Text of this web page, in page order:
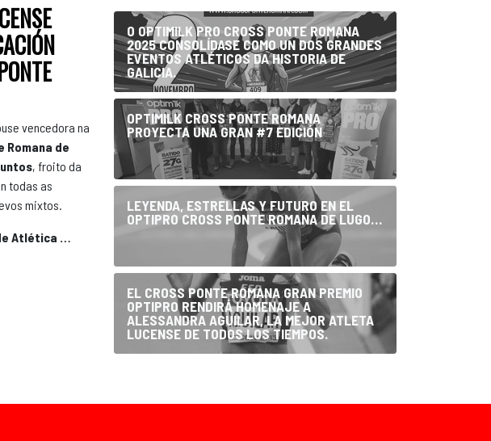
vencedora na
Romana de
, froito da
todas as
mixtos.
Atlética …
O OPTIMILK PRO CROSS PONTE ROMANA
2025 CONSOLÍDASE COMO UN DOS GRANDES
EVENTOS ATLÉTICOS DA HISTORIA DE
GALICIA.
OPTIMILK CROSS PONTE ROMANA
PROYECTA UNA GRAN #7 EDICIÓN
LEYENDA, ESTRELLAS Y FUTURO EN EL
OPTIPRO CROSS PONTE ROMANA DE LUGO…
EL CROSS PONTE ROMANA GRAN PREMIO
OPTIPRO RENDIRÁ HOMENAJE A
ALESSANDRA AGUILAR, LA MEJOR ATLETA
LUCENSE DE TODOS LOS TIEMPOS.